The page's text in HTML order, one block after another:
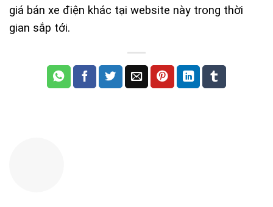
giá bán xe điện khác tại website này trong thời
gian sắp tới.